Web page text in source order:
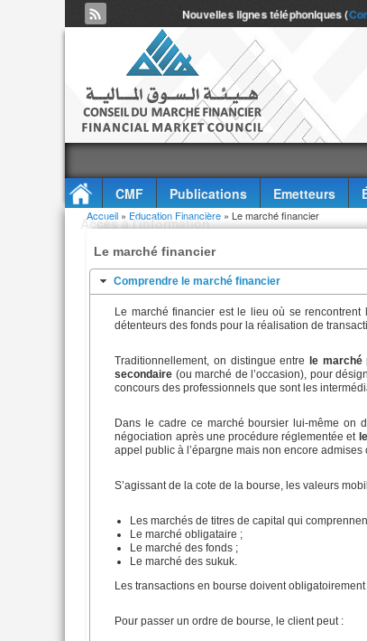
Nouvelles lignes téléphoniques (
CMF Publications Emetteurs
Accès à l'information
Vous êtes ici
Accueil » Education Financière » Le marché financier
Le marché financier
Comprendre le marché financier
Le marché financier est le lieu où se rencontrent
détenteurs des fonds pour la réalisation de
Traditionnellement, on distingue entrele marché
secondaire (ou marché de l’occasion), pour
concours des professionnels que sont les
Dans le cadre ce marché boursier lui-même on
négociation après une procédure réglementée et
appel public à l’épargne mais non encore admises
S’agissant de la cote de la bourse, les valeurs
Les marchés de titres de capital qui
Le marché obligataire ;
Le marché des fonds ;
Le marché des sukuk.
Les transactions en bourse doivent
Pour passer un ordre de bourse, le client peut :